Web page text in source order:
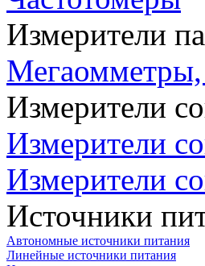
Измерители
Измерители
Измерители
Измерители
Источники
Автономные источники питания
Линейные источники питания